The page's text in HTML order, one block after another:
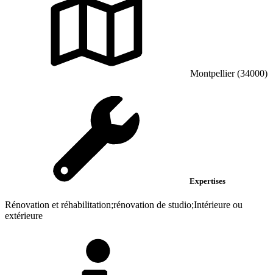
Montpellier (34000)
Expertises
Rénovation et réhabilitation;rénovation de studio;Intérieure ou
extérieure